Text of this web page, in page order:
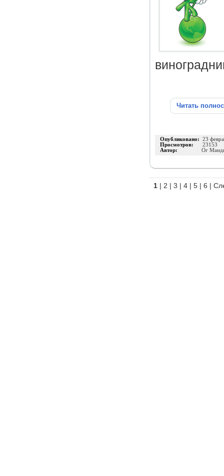
Читать
Опубликовано: 23
Просмотров: 23153
Автор: Ог
1 | 2 | 3 | 4 | 5 | 6 |